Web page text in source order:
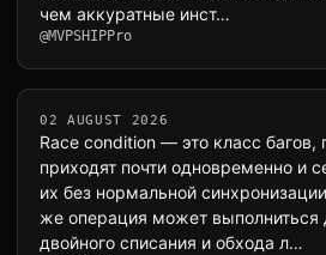
чем аккуратные инст…
@MVPSHIPPro
02 AUGUST 2026
Race condition — это класс багов,
приходят почти одновременно и
их без нормальной
же операция может
двойного списания и обхода л…